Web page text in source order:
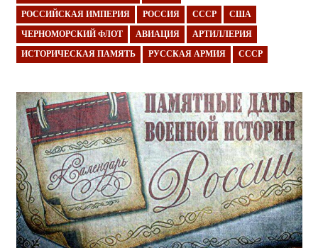
РОССИЙСКАЯ ИМПЕРИЯ РОССИЯ СССР США
ЧЕРНОМОРСКИЙ ФЛОТ АВИАЦИЯ АРТИЛЛЕРИЯ
ИСТОРИЧЕСКАЯ ПАМЯТЬ РУССКАЯ АРМИЯ СССР